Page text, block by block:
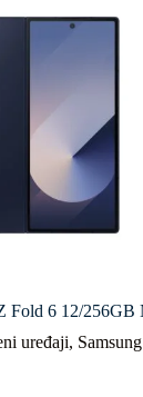
Fold 6 12/256GB
uređaji, Samsung